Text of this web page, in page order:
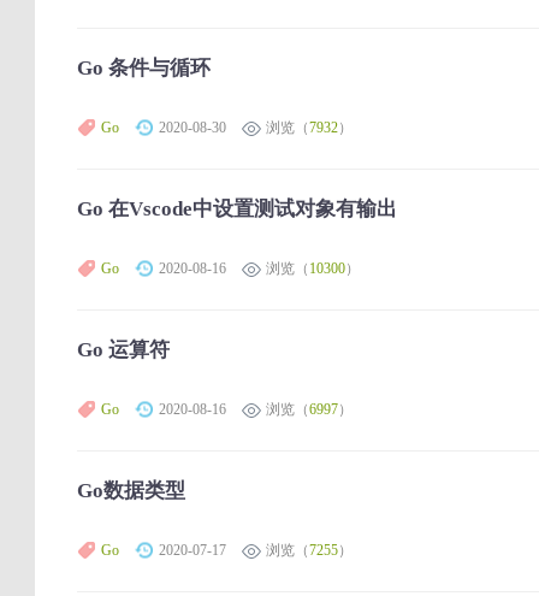
Go 条件与循环
Go 2020-08-30 浏览（7932）
Go 在Vscode中设置测试对象有输出
Go 2020-08-16 浏览（ 10300）
Go 运算符
Go 2020-08-16 浏览（6997）
Go数据类型
Go 2020-07-17 浏览（7255）